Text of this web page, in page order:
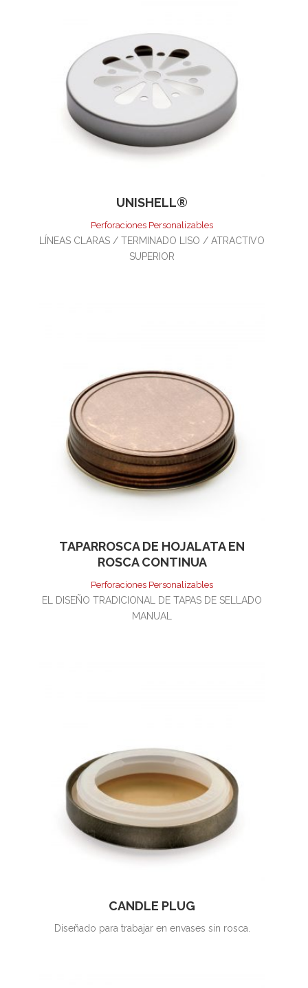
UNISHELL®
Perforaciones Personalizables
LÍNEAS CLARAS / TERMINADO LISO / ATRACTIVO
SUPERIOR
TAPARROSCA DE HOJALATA EN
ROSCA CONTINUA
Perforaciones Personalizables
EL DISEÑO TRADICIONAL DE TAPAS DE SELLADO
MANUAL
CANDLE PLUG
Diseñado para trabajar en envases sin rosca.